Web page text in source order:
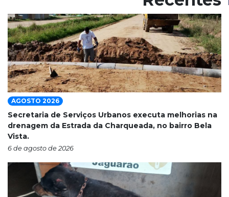
AGOSTO 2026
Secretaria de Serviços Urbanos executa melhorias na
drenagem da Estrada da Charqueada, no bairro Bela
Vista.
6 de agosto de 2026